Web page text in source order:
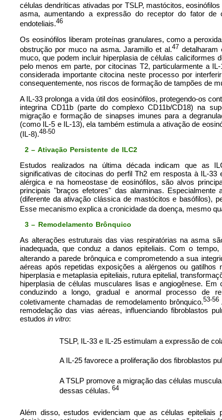
células dendríticas ativadas por TSLP, mastócitos,
asma, aumentando a expressão do receptor do fator
endoteliais.46
Os eosinófilos liberam proteínas granulares, como a
obstrução por muco na asma. Jaramillo et al.47
muco, que podem incluir hiperplasia de células caliciformes
pelo menos em parte, por citocinas T2, particularmente a
considerada importante citocina neste processo por
consequentemente, nos riscos de formação de tampões de
A IL-33 prolonga a vida útil dos eosinófilos, protegendo-os
integrina CD11b (parte do complexo CD11b/CD18) na
migração e formação de sinapses imunes para a
(como IL-5 e IL-13), ela também estimula a ativação de
(IL-8).48-50
2 – Ativação Persistente de ILC2
Estudos realizados na última década indicam que as
significativas de citocinas do perfil Th2 em resposta à IL-
alérgica e na homeostase de eosinófilos, são alvos
principais "braços efetores" das alarminas.
(diferente da ativação clássica de mastócitos e basófilos),
Esse mecanismo explica a cronicidade da doença, mesmo
3 – Remodelamento Brônquico
As alterações estruturais das vias respiratórias na asma
inadequada, que conduz a danos epiteliais. Com o
alterando a parede brônquica e comprometendo a sua
aéreas após repetidas exposições a alérgenos ou
hiperplasia e metaplasia epiteliais, rutura epitelial,
hiperplasia de células musculares lisas e angiogênese.
conduzindo a longo, gradual e anormal processo de
coletivamente chamadas de remodelamento brônquico.53-56
remodelação das vias aéreas, influenciando fibroblastos
estudos in vitro:
TSLP, IL-33 e IL-25 estimulam a expressão de
A IL-25 favorece a proliferação dos fibroblastos
A TSLP promove a migração das células
dessas células. 64
Além disso, estudos evidenciam que as células epiteliais